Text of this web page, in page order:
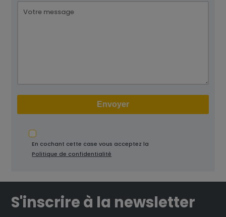
En cochant cette case vous acceptez la
Politique de confidentialité
S'inscrire à la newsletter